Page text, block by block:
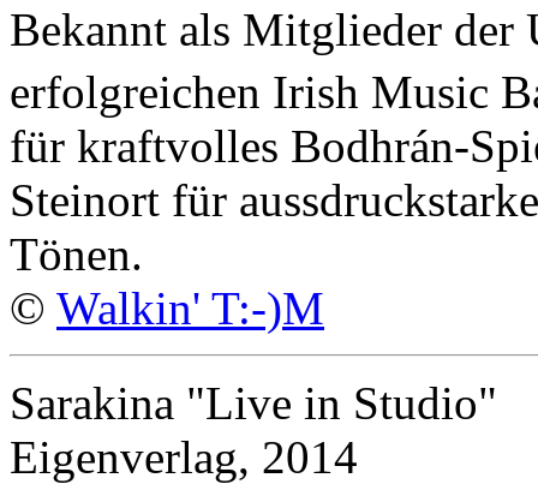
Bekannt als Mitglieder der
erfolgreichen Irish Music
für kraftvolles Bodhrán-
Steinort für
Tönen.
© Walkin' T:-)M
Sarakina "Live in Studio"
Eigenverlag, 2014